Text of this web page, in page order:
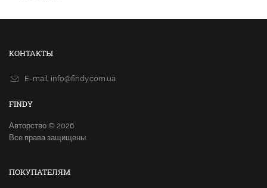
КОНТАКТЫ
E-mail. info@findy.com.ua
FINDY
Авторство © 2026
Все права защищены.
ПОКУПАТЕЛЯМ